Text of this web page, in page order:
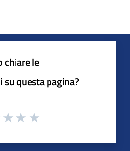
chiare le
questa pagina?